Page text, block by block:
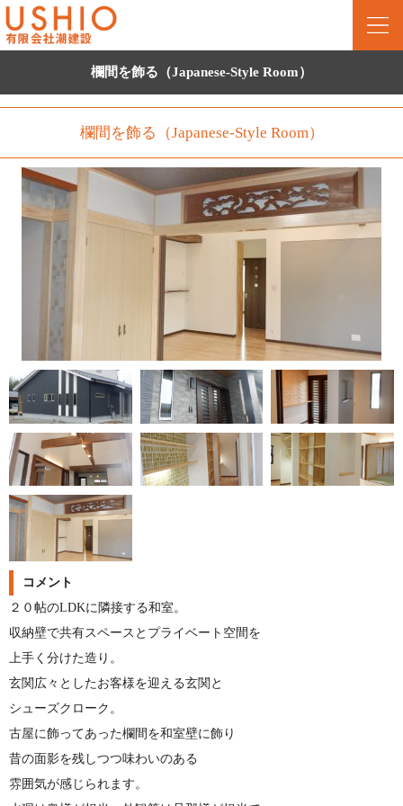
欄間を飾る（Japanese-Style Room）
欄間を飾る（Japanese-Style Room）
コメント
２０帖のLDKに隣接する和室。
収納壁で共有スペースとプライベート空間を
上手く分けた造り。
玄関広々としたお客様を迎える玄関と
シューズクローク。
古屋に飾ってあった欄間を和室壁に飾り
昔の面影を残しつつ味わいのある
雰囲気が感じられます。